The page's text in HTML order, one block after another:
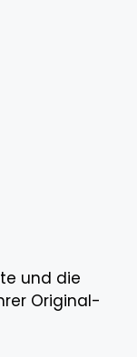
und die
Original-